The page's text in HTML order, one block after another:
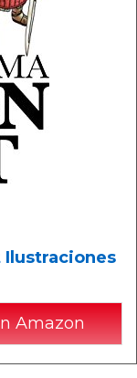
Ilustraciones
Amazon